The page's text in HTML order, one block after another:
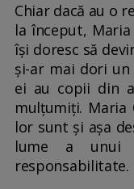
Chiar dacă au o
la început,
își doresc să
și-ar mai dori
ei au copii din
mulțumiți. Maria
lor sunt și așa
lume a unui
responsabilitate.